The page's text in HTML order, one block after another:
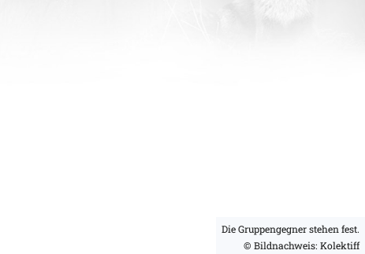
Die Gruppengegner stehen fest.
© Bildnachweis: Kolektiff